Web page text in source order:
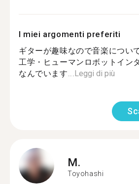
I miei argomenti preferiti
ギターが趣味なので音楽につい
工学・ヒューマンロボットイン
なんでいます...Leggi di più
M.
Toyohashi